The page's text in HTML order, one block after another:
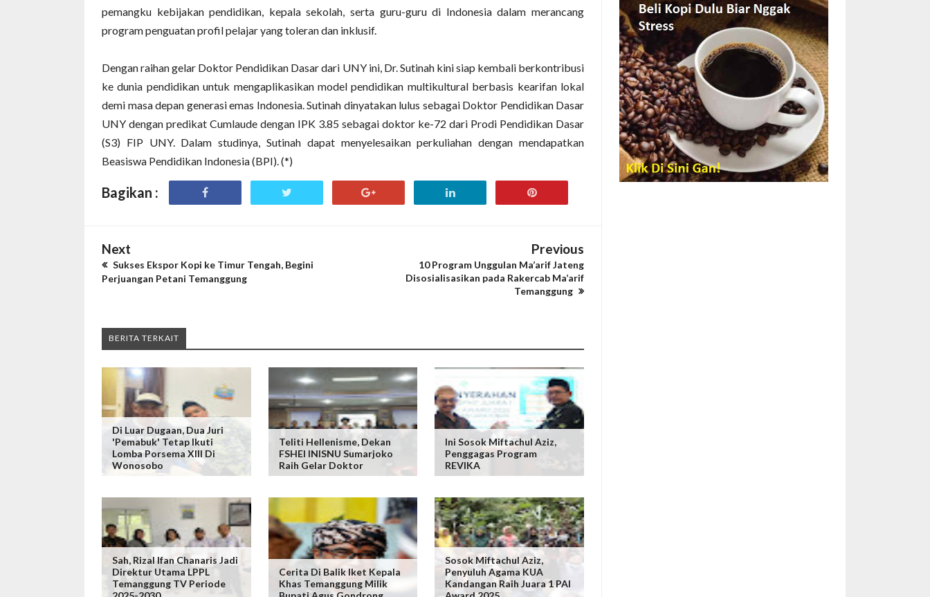
pemangku kebijakan pendidikan, kepala sekolah, serta guru-guru di Indonesia dalam merancang
program penguatan profil pelajar yang toleran dan inklusif.
‎Dengan raihan gelar Doktor Pendidikan Dasar dari UNY ini, Dr. Sutinah kini siap kembali berkontribusi
ke dunia pendidikan untuk mengaplikasikan model pendidikan multikultural berbasis kearifan lokal
demi masa depan generasi emas Indonesia. Sutinah dinyatakan lulus sebagai Doktor Pendidikan Dasar
UNY dengan predikat Cumlaude dengan IPK 3.85 sebagai doktor ke-72 dari Prodi Pendidikan Dasar
(S3) FIP UNY. Dalam studinya, Sutinah dapat menyelesaikan perkuliahan dengan mendapatkan
Beasiswa Pendidikan Indonesia (BPI). (*)
Bagikan :
Next
Sukses Ekspor Kopi ke Timur Tengah, Begini
Perjuangan Petani Temanggung
Previous
10 Program Unggulan Ma’arif Jateng
Disosialisasikan pada Rakercab Ma’arif
Temanggung
BERITA TERKAIT
Di Luar Dugaan, Dua Juri
'Pemabuk' Tetap Ikuti
Lomba Porsema XIII Di
Wonosobo
Teliti Hellenisme, Dekan
FSHEI INISNU Sumarjoko
Raih Gelar Doktor
Ini Sosok Miftachul Aziz,
Penggagas Program
REVIKA
Sah, Rizal Ifan Chanaris Jadi
Direktur Utama LPPL
Temanggung TV Periode
Cerita Di Balik Iket Kepala
Khas Temanggung Milik
Sosok Miftachul Aziz,
Penyuluh Agama KUA
Kandangan Raih Juara 1 PAI